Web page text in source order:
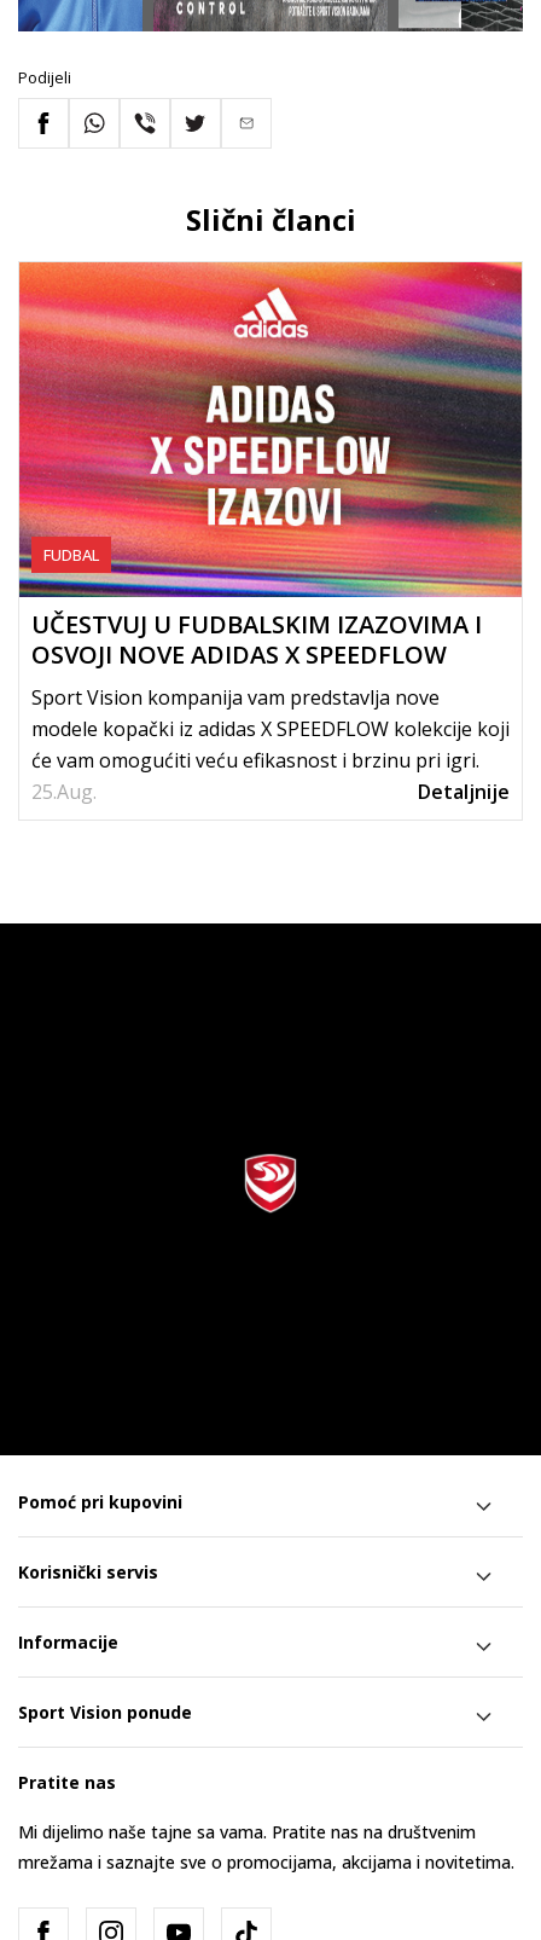
Podijeli
Slični članci
25.Aug.
FUDBAL
UČESTVUJ U FUDBALSKIM IZAZOVIMA I
OSVOJI NOVE ADIDAS X SPEEDFLOW
KOPAČKE
Sport Vision kompanija vam predstavlja nove
modele kopački iz adidas X SPEEDFLOW kolekcije koji
će vam omogućiti veću efikasnost i brzinu pri igri.
Detaljnije
Pomoć pri kupovini
Korisnički servis
Informacije
Sport Vision ponude
Pratite nas
Mi dijelimo naše tajne sa vama. Pratite nas na društvenim
mrežama i saznajte sve o promocijama, akcijama i novitetima.